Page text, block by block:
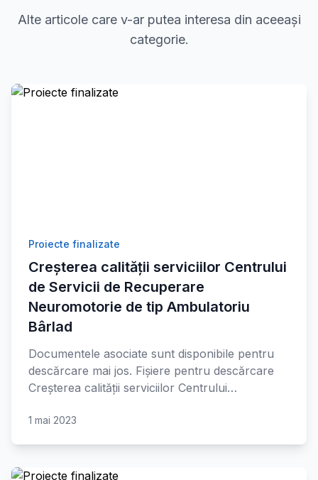
Alte articole care v-ar putea interesa din aceeași
categorie.
Proiecte finalizate
Creșterea calității serviciilor Centrului
de Servicii de Recuperare
Neuromotorie de tip Ambulatoriu
Bârlad
Documentele asociate sunt disponibile pentru
descărcare mai jos. Fișiere pentru descărcare
Creșterea calității serviciilor Centrului…
1 mai 2023